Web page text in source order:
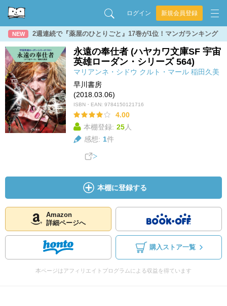
ログイン 新規会員登録
NEW 2週連続で『薬屋のひとりごと』17巻が1位！マンガランキング
永遠の奉仕者 (ハヤカワ文庫SF 宇宙
英雄ローダン・シリーズ 564)
マリアンネ・シドウ クルト・マール 稲田久美
早川書房
(2018.03.06)
ISBN・EAN: 9784150121716
4.00
本棚登録: 25人
感想: 1件
本棚に登録する
Amazon
詳細ページへ
購入ストア一覧
本ページはアフィリエイトプログラムによる収益を得ています